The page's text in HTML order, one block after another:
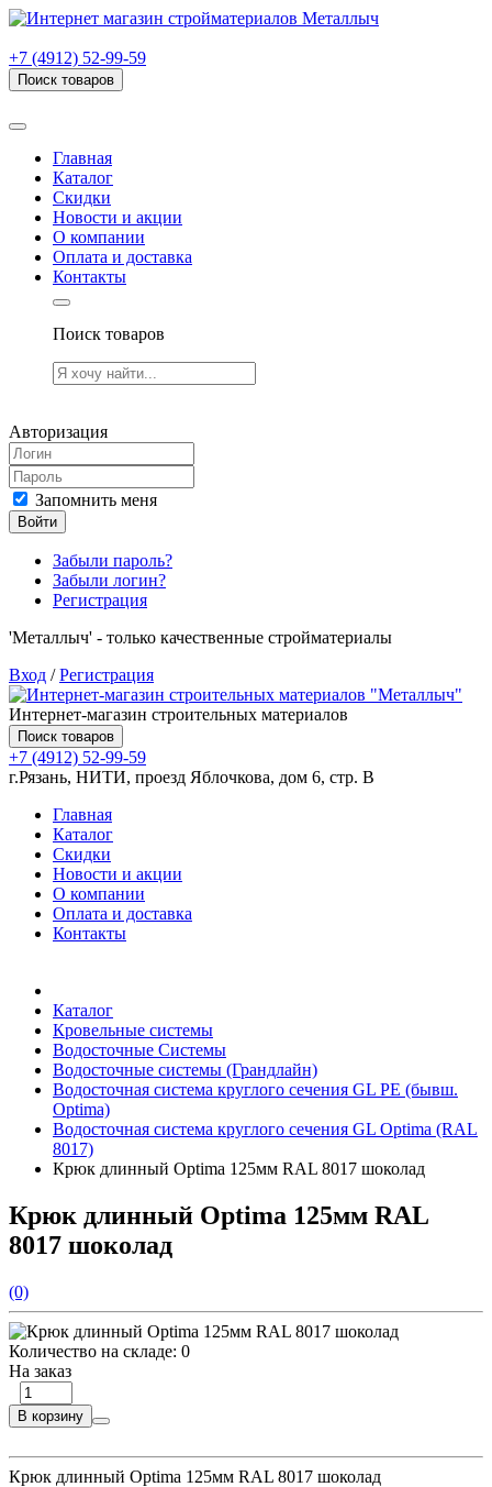
+7 (4912) 52-99-59
Поиск товаров
Главная
Каталог
Скидки
Новости и акции
О компании
Оплата и доставка
Контакты
Поиск товаров
Авторизация
Запомнить меня
Войти
Забыли пароль?
Забыли логин?
Регистрация
'Металлыч' - только качественные стройматериалы
Вход /Регистрация
Интернет-магазин строительных материалов
Поиск товаров
+7 (4912) 52-99-59
г.Рязань, НИТИ, проезд Яблочкова, дом 6, стр. В
Главная
Каталог
Скидки
Новости и акции
О компании
Оплата и доставка
Контакты
Каталог
Кровельные системы
Водосточные Системы
Водосточные системы (Грандлайн)
Водосточная система круглого сечения GL PE (бывш.
Optima)
Водосточная система круглого сечения GL Optima (RAL
8017)
Крюк длинный Optima 125мм RAL 8017 шоколад
Крюк длинный Optima 125мм RAL
8017 шоколад
(0)
Количество на складе: 0
На заказ
В корзину
Крюк длинный Optima 125мм RAL 8017 шоколад